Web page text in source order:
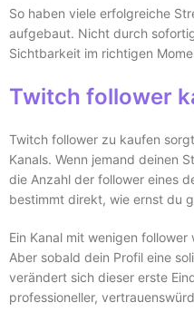
So haben viele erfolgreiche
aufgebaut. Nicht durch
Sichtbarkeit im richtigen
Twitch follower
Twitch follower zu kaufen
Kanals. Wenn jemand deinen
die Anzahl der follower eines
bestimmt direkt, wie ernst du
Ein Kanal mit wenigen
Aber sobald dein Profil eine
verändert sich dieser erste
professioneller,